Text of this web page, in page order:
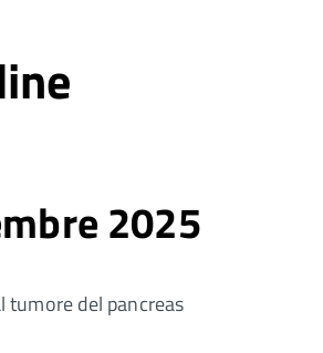
2025
tumore del pancreas